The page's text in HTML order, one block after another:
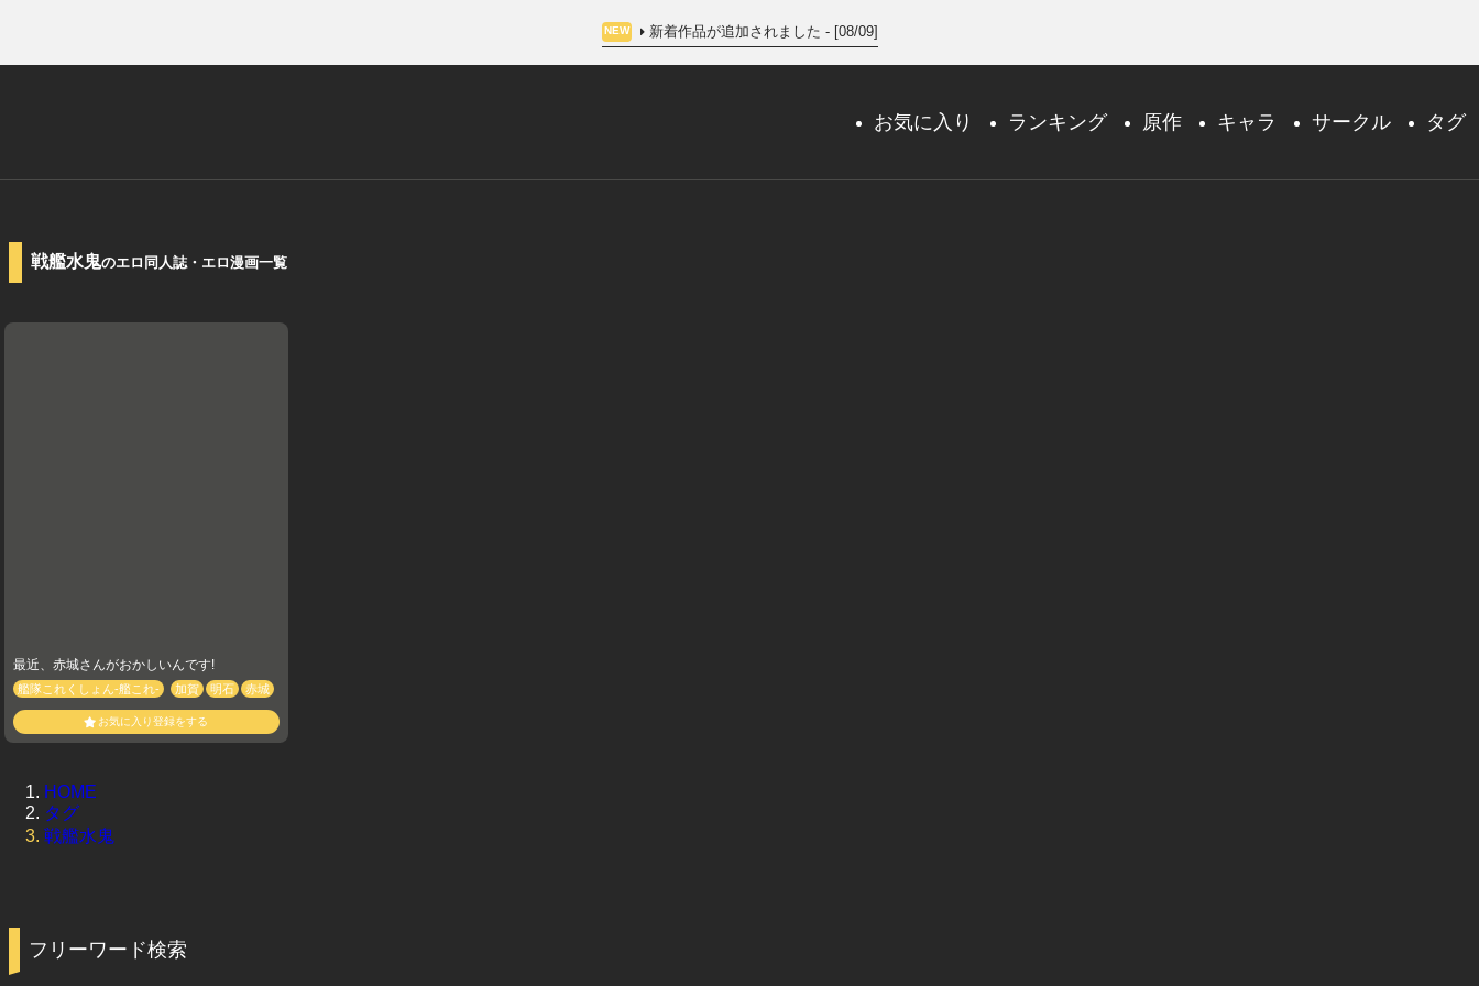
NEW 新着作品が追加されました - [08/09]
お気に入り ランキング 原作 キャラ サークル タグ
戦艦水鬼のエロ同人誌・エロ漫画一覧
最近、赤城さんがおかしいんです!
艦隊これくしょん-艦これ- 加賀 明石 赤城
お気に入り登録をする
HOME
タグ
戦艦水鬼
フリーワード検索